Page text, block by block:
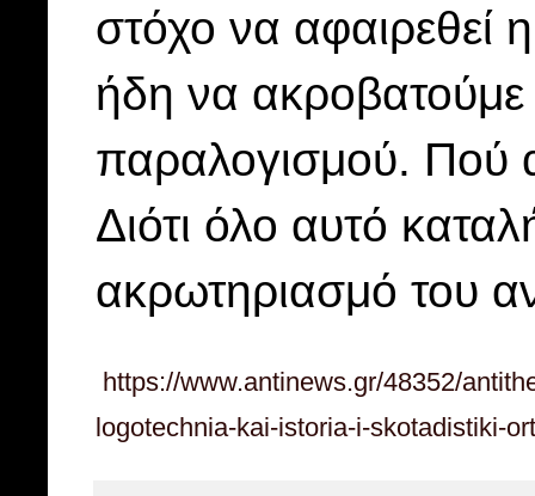
στόχο να
ήδη να ακροβατούμε
παραλογισμού. Πού
Διότι όλο αυτό
ακρωτηριασμό του
https://www.antinews.gr/48352/
logotechnia-kai-istoria-i-skotadistiki-